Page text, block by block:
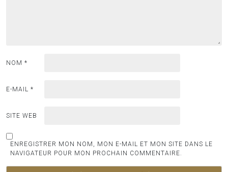
NOM *
E-MAIL *
SITE WEB
ENREGISTRER MON NOM, MON E-MAIL ET MON SITE DANS LE
NAVIGATEUR POUR MON PROCHAIN COMMENTAIRE.